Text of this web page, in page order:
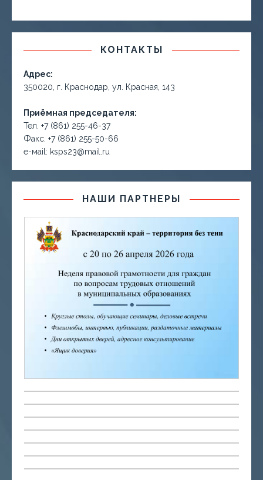
КОНТАКТЫ
Адрес:
350020, г. Краснодар, ул. Красная, 143
Приёмная председателя:
Тел. +7 (861) 255-46-37
Факс. +7 (861) 255-50-66
е-маil: ksps23@mail.ru
НАШИ ПАРТНЕРЫ